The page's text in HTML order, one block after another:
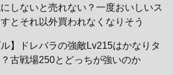
しないと売れない？一度おいしいス
とそれ以外買われなくなりそう
ル】ドレバラの強敵Lv215はかなりタ
古戦場250とどっちが強いのか